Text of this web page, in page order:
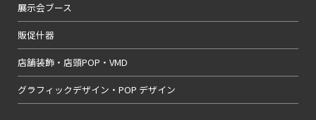
展示会ブース
販促什器
店舗装飾・店頭POP・VMD
グラフィックデザイン・POP デザイン